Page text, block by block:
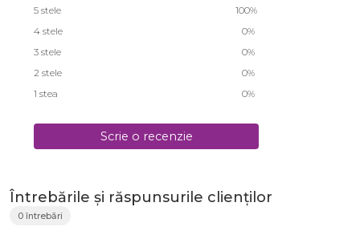
5 stele
100%
4 stele
0%
3 stele
0%
2 stele
0%
1 stea
0%
Scrie o recenzie
Întrebările și răspunsurile clienților
0 întrebări